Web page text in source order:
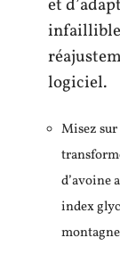
et
logiciel.
Misez sur
d’avoine
index